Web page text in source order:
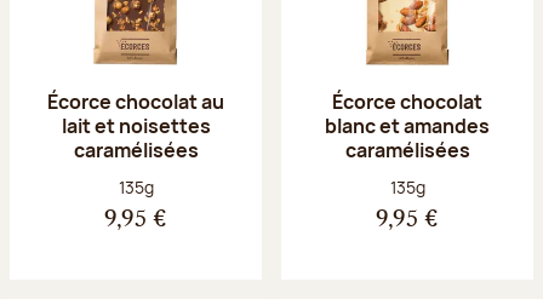
Écorce chocolat au
lait et noisettes
caramélisées
Poids net :
135g
9,95 €
Écorce chocolat
blanc et amandes
caramélisées
Poids net :
135g
9,95 €